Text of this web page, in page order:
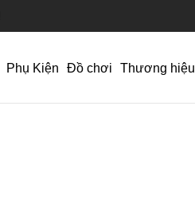
Phụ Kiện Đồ chơi Thương hiệu